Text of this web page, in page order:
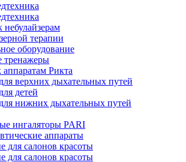
небулайзерам
терапии
оборудование
тренажеры
аппаратам Рикта
верхних дыхательных путей
детей
нижних дыхательных путей
ингаляторы PARI
аппараты
для салонов красоты
для салонов красоты